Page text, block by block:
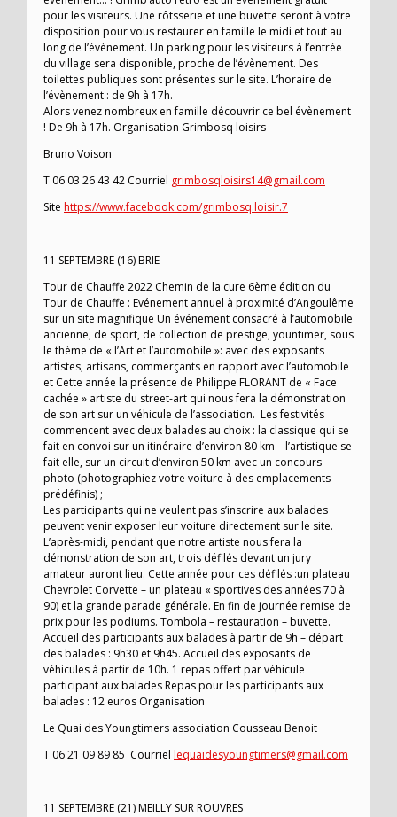
pour les visiteurs. Une rôtsserie et une buvette seront à votre
disposition pour vous restaurer en famille le midi et tout au
long de l’évènement. Un parking pour les visiteurs à l’entrée
du village sera disponible, proche de l’évènement. Des
toilettes publiques sont présentes sur le site. L’horaire de
l’évènement : de 9h à 17h.
Alors venez nombreux en famille découvrir ce bel évènement
! De 9h à 17h. Organisation Grimbosq loisirs
Bruno Voison
T 06 03 26 43 42 Courriel grimbosqloisirs14@gmail.com
Site https://www.facebook.com/grimbosq.loisir.7
11 SEPTEMBRE (16) BRIE
Tour de Chauffe 2022 Chemin de la cure 6ème édition du
Tour de Chauffe : Evénement annuel à proximité d’Angoulême
sur un site magnifique Un événement consacré à l’automobile
ancienne, de sport, de collection de prestige, yountimer, sous
le thème de « l’Art et l’automobile »: avec des exposants
artistes, artisans, commerçants en rapport avec l’automobile
et Cette année la présence de Philippe FLORANT de « Face
cachée » artiste du street-art qui nous fera la démonstration
de son art sur un véhicule de l’association. Les festivités
commencent avec deux balades au choix : la classique qui se
fait en convoi sur un itinéraire d’environ 80 km – l’artistique se
fait elle, sur un circuit d’environ 50 km avec un concours
photo (photographiez votre voiture à des emplacements
prédéfinis) ;
Les participants qui ne veulent pas s’inscrire aux balades
peuvent venir exposer leur voiture directement sur le site.
L’après-midi, pendant que notre artiste nous fera la
démonstration de son art, trois défilés devant un jury
amateur auront lieu. Cette année pour ces défilés :un plateau
Chevrolet Corvette – un plateau « sportives des années 70 à
90) et la grande parade générale. En fin de journée remise de
prix pour les podiums. Tombola – restauration – buvette.
Accueil des participants aux balades à partir de 9h – départ
des balades : 9h30 et 9h45. Accueil des exposants de
véhicules à partir de 10h. 1 repas offert par véhicule
participant aux balades Repas pour les participants aux
balades : 12 euros Organisation
Le Quai des Youngtimers association Cousseau Benoit
T 06 21 09 89 85 Courriel lequaidesyoungtimers@gmail.com
11 SEPTEMBRE (21) MEILLY SUR ROUVRES